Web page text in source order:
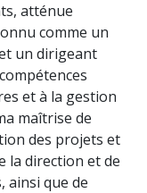
atténue
comme un
un dirigeant
et à la gestion
maîtrise de
des projets et
la direction et de
ainsi que de